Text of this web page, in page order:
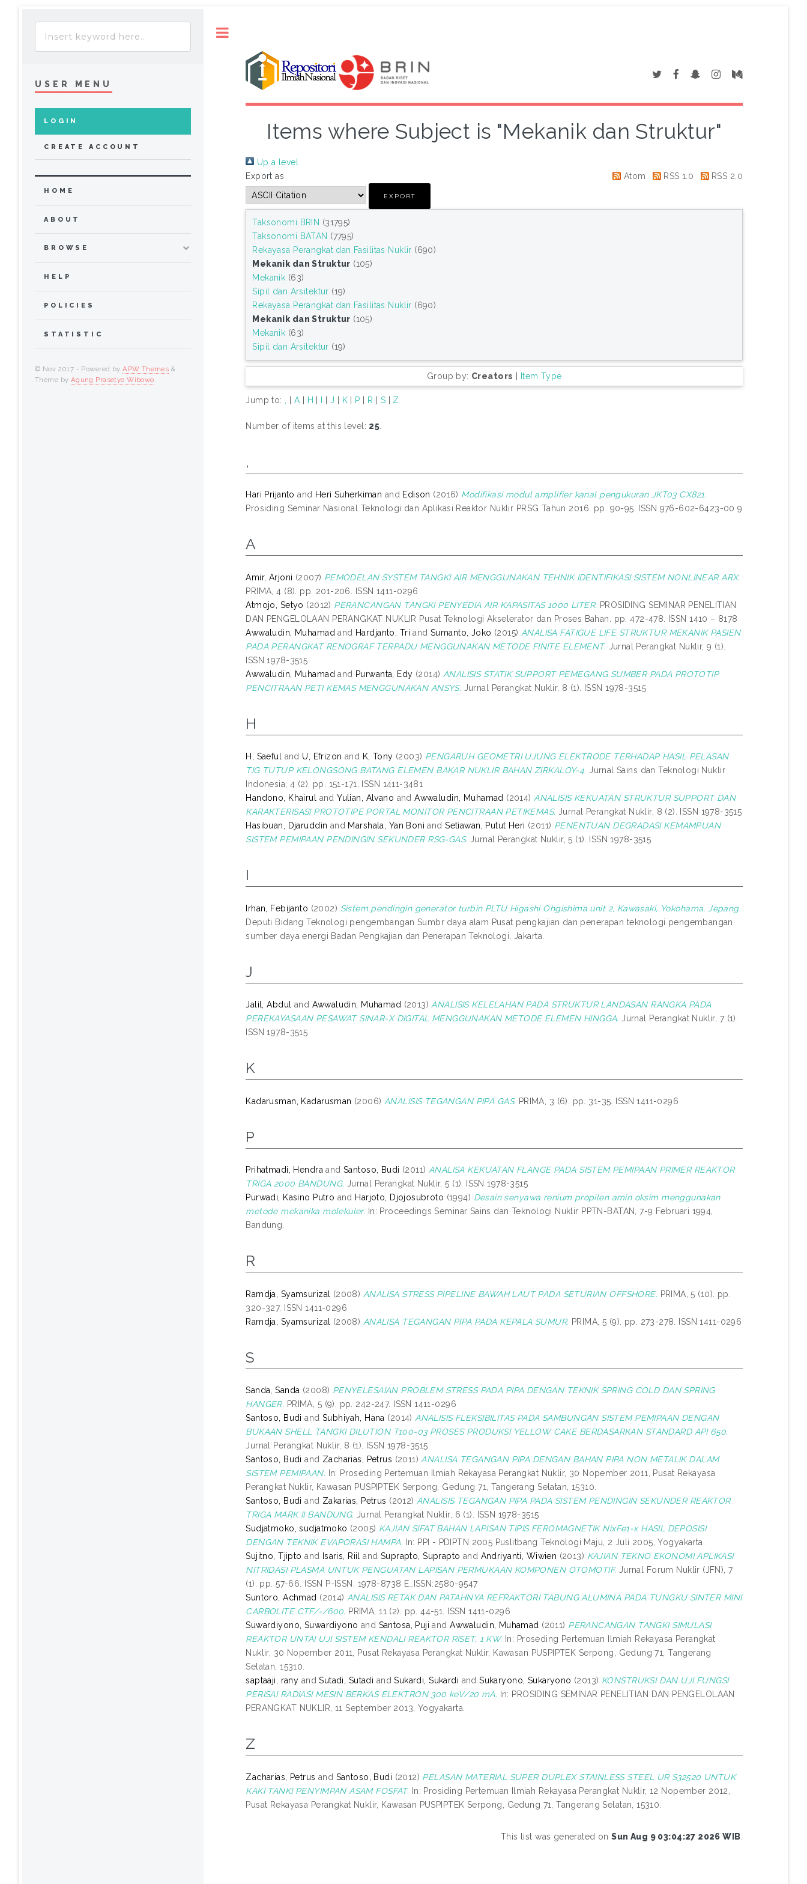
Items where Subject is "Mekanik dan Struktur"
Up a level
Export as
Atom RSS 1.0 RSS 2.0
Taksonomi BRIN (31795)
Taksonomi BATAN (7795)
Rekayasa Perangkat dan Fasilitas Nuklir (690)
Mekanik dan Struktur (105)
Mekanik (63)
Sipil dan Arsitektur (19)
Rekayasa Perangkat dan Fasilitas Nuklir (690)
Mekanik dan Struktur (105)
Mekanik (63)
Sipil dan Arsitektur (19)
Group by: Creators | Item Type
Jump to: | A | H | I | J | K | P | R | S | Z
Number of items at this level: 25
,
Hari Prijanto and Heri Suherkiman and Edison (2016) Modifikasi modul amplifier kanal pengukuran JKT03 CX821.
Prosiding Seminar Nasional Teknologi dan Aplikasi Reaktor Nuklir PRSG Tahun 2016. pp. 90-95. ISSN 976-602-6423-00 9
A
Amir, Arjoni (2007) PEMODELAN SYSTEM TANGKI AIR MENGGUNAKAN TEHNIK IDENTIFIKASI SISTEM NONLINEAR ARX.
PRIMA, 4 (8). pp. 201-206. ISSN 1411-0296
Atmojo, Setyo (2012) PERANCANGAN TANGKI PENYEDIA AIR KAPASITAS 1000 LITER. PROSIDING SEMINAR PENELITIAN
DAN PENGELOLAAN PERANGKAT NUKLIR Pusat Teknologi Akselerator dan Proses Bahan. pp. 472-478. ISSN 1410 – 8178
Awwaludin, Muhamad and Hardjanto, Tri andSumanto, Joko (2015) ANALISA FATIGUE LIFE STRUKTUR MEKANIK PASIEN
PADA PERANGKAT RENOGRAF TERPADU MENGGUNAKAN METODE FINITE ELEMENT. Jurnal Perangkat Nuklir, 9 (1).
ISSN 1978-3515
Awwaludin, Muhamad and Purwanta, Edy (2014) ANALISIS STATIK SUPPORT PEMEGANG SUMBER PADA PROTOTIP
PENCITRAAN PETI KEMAS MENGGUNAKAN ANSYS. Jurnal Perangkat Nuklir, 8 (1). ISSN 1978-3515
H
H, Saeful and U, Efrizon and K, Tony (2003) PENGARUH GEOMETRI UJUNG ELEKTRODE TERHADAP HASIL PELASAN
TIG TUTUP KELONGSONG BATANG ELEMEN BAKAR NUKLIR BAHAN ZIRKALOY-4. Jurnal Sains dan Teknologi Nuklir
Indonesia, 4 (2). pp. 151-171. ISSN 1411-3481
Handono, Khairul
andYulian, Alvano andAwwaludin, Muhamad (2014) ANALISIS KEKUATAN STRUKTUR SUPPORT DAN
KARAKTERISASI PROTOTIPE PORTAL MONITOR PENCITRAAN PETIKEMAS. Jurnal Perangkat Nuklir, 8 (2). ISSN 1978-3515
Hasibuan, Djaruddin and Marshala, Yan Boni andSetiawan, Putut Heri (2011) PENENTUAN DEGRADASI KEMAMPUAN
SISTEM PEMIPAAN PENDINGIN SEKUNDER RSG-GAS. Jurnal Perangkat Nuklir, 5 (1). ISSN 1978-3515
I
Irhan, Febijanto (2002) Sistem pendingin generator turbin PLTU Higashi Ohgishima unit 2, Kawasaki, Yokohama, Jepang.
Deputi Bidang Teknologi pengembangan Sumbr daya alam Pusat pengkajian dan penerapan teknologi pengembangan
sumber daya energi Badan Pengkajian dan Penerapan Teknologi, Jakarta.
J
Jalil, Abdul and Awwaludin, Muhamad (2013) ANALISIS KELELAHAN PADA STRUKTUR LANDASAN RANGKA PADA
PEREKAYASAAN PESAWAT SINAR-X DIGITAL MENGGUNAKAN METODE ELEMEN HINGGA. Jurnal Perangkat Nuklir, 7 (1).
ISSN 1978-3515
K
Kadarusman, Kadarusman (2006) ANALISIS TEGANGAN PIPA GAS. PRIMA, 3 (6). pp. 31-35. ISSN 1411-0296
P
Prihatmadi, Hendra andSantoso, Budi (2011) ANALISA KEKUATAN FLANGE PADA SISTEM PEMIPAAN PRIMER REAKTOR
TRIGA 2000 BANDUNG. Jurnal Perangkat Nuklir, 5 (1). ISSN 1978-3515
Purwadi, Kasino Putro and Harjoto, Djojosubroto (1994) Desain senyawa renium propilen amin oksim menggunakan
metode mekanika molekuler. In: Proceedings Seminar Sains dan Teknologi Nuklir PPTN-BATAN, 7-9 Februari 1994,
Bandung.
R
Ramdja, Syamsurizal (2008) ANALISA STRESS PIPELINE BAWAH LAUT PADA SETURIAN OFFSHORE. PRIMA, 5 (10). pp.
320-327. ISSN 1411-0296
Ramdja, Syamsurizal (2008) ANALISA TEGANGAN PIPA PADA KEPALA SUMUR. PRIMA, 5 (9). pp. 273-278. ISSN 1411-0296
S
Sanda, Sanda (2008) PENYELESAIAN PROBLEM STRESS PADA PIPA DENGAN TEKNIK SPRING COLD DAN SPRING
HANGER. PRIMA, 5 (9). pp. 242-247. ISSN 1411-0296
Santoso, Budi and Subhiyah, Hana (2014) ANALISIS FLEKSIBILITAS PADA SAMBUNGAN SISTEM PEMIPAAN DENGAN
BUKAAN SHELL TANGKI DILUTION T100-03 PROSES PRODUKSI YELLOW CAKE BERDASARKAN STANDARD API 650.
Jurnal Perangkat Nuklir, 8 (1). ISSN 1978-3515
Santoso, Budi and Zacharias, Petrus (2011) ANALISA TEGANGAN PIPA DENGAN BAHAN PIPA NON METALIK DALAM
SISTEM PEMIPAAN. In: Proseding Pertemuan Ilmiah Rekayasa Perangkat Nuklir, 30 Nopember 2011, Pusat Rekayasa
Perangkat Nuklir, Kawasan PUSPIPTEK Serpong, Gedung 71, Tangerang Selatan, 15310.
Santoso, Budi and Zakarias, Petrus (2012) ANALISIS TEGANGAN PIPA PADA SISTEM PENDINGIN SEKUNDER REAKTOR
TRIGA MARK II BANDUNG. Jurnal Perangkat Nuklir, 6 (1). ISSN 1978-3515
Sudjatmoko, sudjatmoko (2005) KAJIAN SIFAT BAHAN LAPISAN TIPIS FEROMAGNETIK NixFe1-x HASIL DEPOSISI
DENGAN TEKNIK EVAPORASI HAMPA. In: PPI - PDIPTN 2005 Puslitbang Teknologi Maju, 2 Juli 2005, Yogyakarta.
Sujitno, Tjipto and Isaris, Riil and Suprapto, Suprapto and Andriyanti, Wiwien (2013) KAJIAN TEKNO EKONOMI APLIKASI
NITRIDASI PLASMA UNTUK PENGUATAN LAPISAN PERMUKAAN KOMPONEN OTOMOTIF.Jurnal Forum Nuklir (JFN), 7
(1). pp. 57-66. ISSN P-ISSN: 1978-8738 E_ISSN:2580-9547
Suntoro, Achmad (2014) ANALISIS RETAK DAN PATAHNYA REFRAKTORI TABUNG ALUMINA PADA TUNGKU SINTER MINI
CARBOLITE CTF/-/600. PRIMA, 11 (2). pp. 44-51. ISSN 1411-0296
Suwardiyono, Suwardiyono and Santosa, Puji andAwwaludin, Muhamad (2011) PERANCANGAN TANGKI SIMULASI
REAKTOR UNTAI UJI SISTEM KENDALI REAKTOR RISET, 1 KW. In: Proseding Pertemuan Ilmiah Rekayasa Perangkat
Nuklir, 30 Nopember 2011, Pusat Rekayasa Perangkat Nuklir, Kawasan PUSPIPTEK Serpong, Gedung 71, Tangerang
Selatan, 15310.
saptaaji, rany andSutadi, Sutadi andSukardi, Sukardi andSukaryono, Sukaryono (2013) KONSTRUKSI DAN UJI FUNGSI
PERISAI RADIASI MESIN BERKAS ELEKTRON 300 keV/20 mA. In: PROSIDING SEMINAR PENELITIAN DAN PENGELOLAAN
PERANGKAT NUKLIR, 11 September 2013, Yogyakarta.
Z
Zacharias, Petrus and Santoso, Budi (2012) PELASAN MATERIAL SUPER DUPLEX STAINLESS STEEL UR S32520 UNTUK
KAKI TANKI PENYIMPAN ASAM FOSFAT. In: Prosiding Pertemuan Ilmiah Rekayasa Perangkat Nuklir, 12 Nopember 2012,
Pusat Rekayasa Perangkat Nuklir, Kawasan PUSPIPTEK Serpong, Gedung 71, Tangerang Selatan, 15310.
This list was generated onSun Aug 9 03:04:27 2026 WIB
USER MENU
LOGIN
CREATE ACCOUNT
HOME
ABOUT
BROWSE
HELP
POLICIES
STATISTIC
© Nov 2017 - Powered byAPW Themes &
Theme by Agung Prasetyo Wibowo.